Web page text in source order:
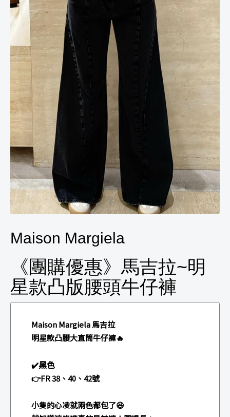
Maison Margiela
《團購優惠》馬吉拉~明
星款凸版腰頭牛仔褲
Maison Margiela 馬吉拉
明星款凸腰大直筒牛仔褲🔥
✔️黑色
👉FR 38、40、42號
小隻的心凌就兩色都包了😆